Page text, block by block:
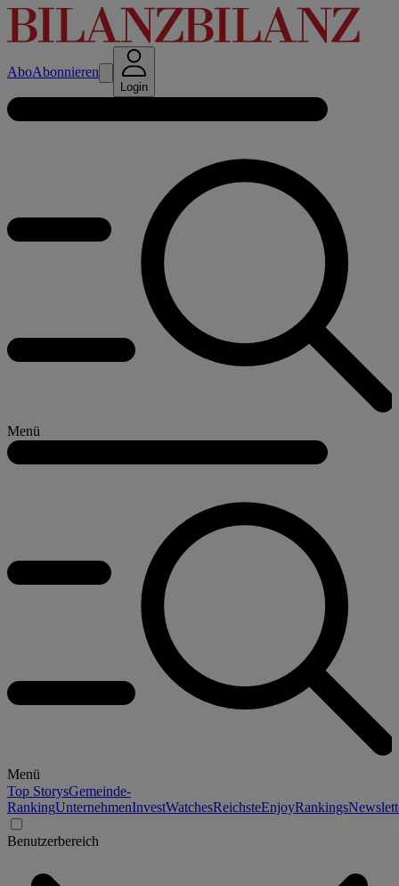
AboAbonnieren
Login
Menü
Menü
Top StorysGemeinde-
RankingUnternehmenInvestWatchesReichsteEnjoyRankings
Benutzerbereich